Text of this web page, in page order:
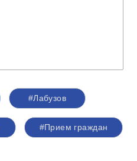
#Лабузов
#Прием граждан